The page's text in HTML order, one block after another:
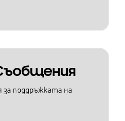
за поддръжката на